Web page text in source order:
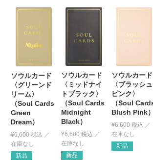
ソウルカード
〈グリーンド
リーム〉
（Soul Cards
Green
Dream）
¥6,600 税込
新品
ソウルカード
〈ミッドナイ
トブラック〉
（Soul Cards
Midnight
Black）
¥6,600 税込
新品
ソウルカード
〈ブラッシュ
ピンク〉
（Soul
Blush Pink）
¥6,600 税込
新品